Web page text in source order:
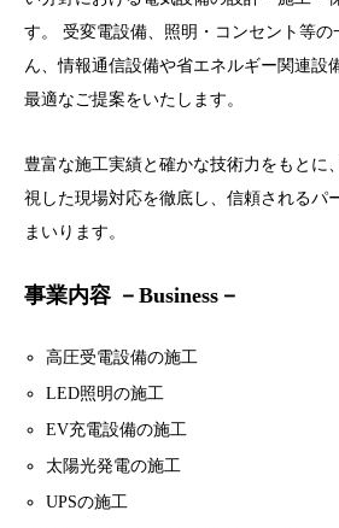
す。 受変電設備、照明・コンセント等の
ん、情報通信設備や省エネルギー関連設
最適なご提案をいたします。
豊富な施工実績と確かな技術力をもとに
視した現場対応を徹底し、信頼されるパ
まいります。
事業内容 －Business－
高圧受電設備の施工
LED照明の施工
EV充電設備の施工
太陽光発電の施工
UPSの施工